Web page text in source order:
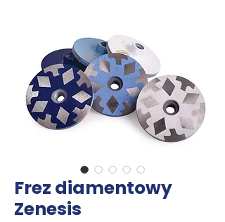
Frez diamentowy
Zenesis